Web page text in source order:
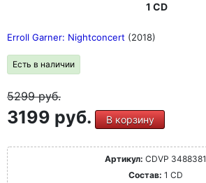
1 CD
Erroll Garner: Nightconcert (2018)
Есть в наличии
5299руб.
3199 руб. В корзину
Артикул: CDVP 3488381
Состав: 1 CD